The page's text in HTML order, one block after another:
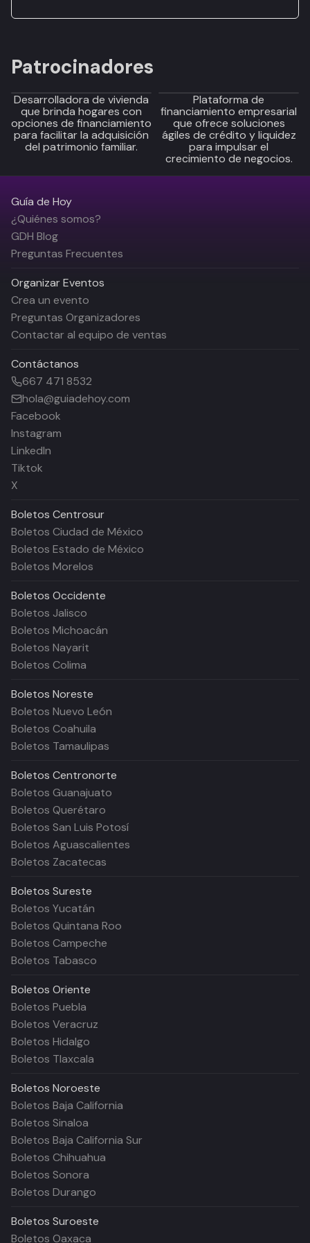
Patrocinadores
Desarrolladora de vivienda
que brinda hogares con
opciones de financiamiento
para facilitar la adquisición
del patrimonio familiar.
Plataforma de
financiamiento empresarial
que ofrece soluciones
ágiles de crédito y liquidez
para impulsar el
crecimiento de negocios.
Guía de Hoy
¿Quiénes somos?
GDH Blog
Preguntas Frecuentes
Organizar Eventos
Crea un evento
Preguntas Organizadores
Contactar al equipo de ventas
Contáctanos
667 471 8532
hola@guiadehoy.com
Facebook
Instagram
LinkedIn
Tiktok
X
Boletos Centrosur
Boletos Ciudad de México
Boletos Estado de México
Boletos Morelos
Boletos Occidente
Boletos Jalisco
Boletos Michoacán
Boletos Nayarit
Boletos Colima
Boletos Noreste
Boletos Nuevo León
Boletos Coahuila
Boletos Tamaulipas
Boletos Centronorte
Boletos Guanajuato
Boletos Querétaro
Boletos San Luis Potosí
Boletos Aguascalientes
Boletos Zacatecas
Boletos Sureste
Boletos Yucatán
Boletos Quintana Roo
Boletos Campeche
Boletos Tabasco
Boletos Oriente
Boletos Puebla
Boletos Veracruz
Boletos Hidalgo
Boletos Tlaxcala
Boletos Noroeste
Boletos Baja California
Boletos Sinaloa
Boletos Baja California Sur
Boletos Chihuahua
Boletos Sonora
Boletos Durango
Boletos Suroeste
Boletos Oaxaca